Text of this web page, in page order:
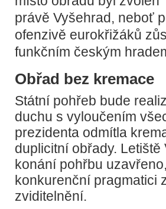
právě Vyšehrad, neboť
ofenzivě eurokřižáků
funkčním českým
Obřad bez kremace
Státní pohřeb bude
duchu s vyloučením
prezidenta odmítla
duplicitní obřady.
konání pohřbu
konkurenční pragmatici
zviditelnění.